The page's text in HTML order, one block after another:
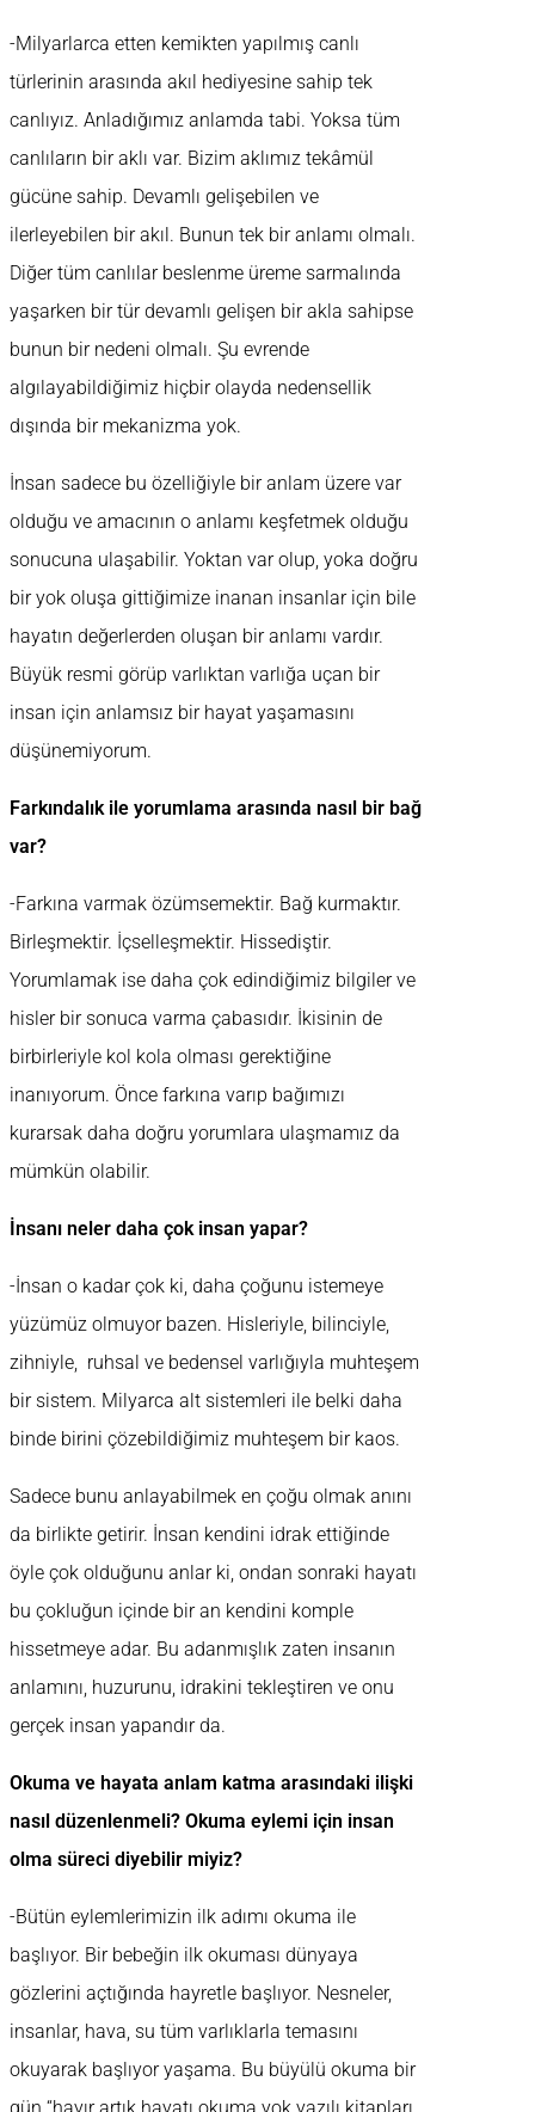
-Milyarlarca etten kemikten yapılmış canlı
türlerinin arasında akıl hediyesine sahip tek
canlıyız. Anladığımız anlamda tabi. Yoksa tüm
canlıların bir aklı var. Bizim aklımız tekâmül
gücüne sahip. Devamlı gelişebilen ve
ilerleyebilen bir akıl. Bunun tek bir anlamı olmalı.
Diğer tüm canlılar beslenme üreme sarmalında
yaşarken bir tür devamlı gelişen bir akla sahipse
bunun bir nedeni olmalı. Şu evrende
algılayabildiğimiz hiçbir olayda nedensellik
dışında bir mekanizma yok.
İnsan sadece bu özelliğiyle bir anlam üzere var
olduğu ve amacının o anlamı keşfetmek olduğu
sonucuna ulaşabilir. Yoktan var olup, yoka doğru
bir yok oluşa gittiğimize inanan insanlar için bile
hayatın değerlerden oluşan bir anlamı vardır.
Büyük resmi görüp varlıktan varlığa uçan bir
insan için anlamsız bir hayat yaşamasını
düşünemiyorum.
Farkındalık ile yorumlama arasında nasıl bir bağ
var?
-Farkına varmak özümsemektir. Bağ kurmaktır.
Birleşmektir. İçselleşmektir. Hissediştir.
Yorumlamak ise daha çok edindiğimiz bilgiler ve
hisler bir sonuca varma çabasıdır. İkisinin de
birbirleriyle kol kola olması gerektiğine
inanıyorum. Önce farkına varıp bağımızı
kurarsak daha doğru yorumlara ulaşmamız da
mümkün olabilir.
İnsanı neler daha çok insan yapar?
-İnsan o kadar çok ki, daha çoğunu istemeye
yüzümüz olmuyor bazen. Hisleriyle, bilinciyle,
zihniyle, ruhsal ve bedensel varlığıyla muhteşem
bir sistem. Milyarca alt sistemleri ile belki daha
binde birini çözebildiğimiz muhteşem bir kaos.
Sadece bunu anlayabilmek en çoğu olmak anını
da birlikte getirir. İnsan kendini idrak ettiğinde
öyle çok olduğunu anlar ki, ondan sonraki hayatı
bu çokluğun içinde bir an kendini komple
hissetmeye adar. Bu adanmışlık zaten insanın
anlamını, huzurunu, idrakini tekleştiren ve onu
gerçek insan yapandır da.
Okuma ve hayata anlam katma arasındaki ilişki
nasıl düzenlenmeli? Okuma eylemi için insan
olma süreci diyebilir miyiz?
-Bütün eylemlerimizin ilk adımı okuma ile
başlıyor. Bir bebeğin ilk okuması dünyaya
gözlerini açtığında hayretle başlıyor. Nesneler,
insanlar, hava, su tüm varlıklarla temasını
okuyarak başlıyor yaşama. Bu büyülü okuma bir